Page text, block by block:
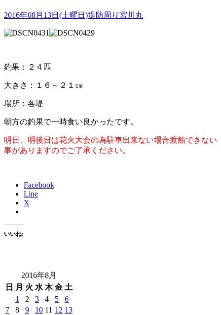
2016年08月13日(土曜日)堤防周り 宮川丸
釣果：２４匹
大きさ：１６～２１㎝
場所：各堤
朝方の釣果で一時食い良かったです。
明日、明後日は花火大会の為駐車出来ない場合渡船できない
事がありますのでご了承ください。
Facebook
Line
X
いいね:
2016年8月
日
月 火 水 木 金 土
1
2 3 4 5
6
7
8 9 10 11 12 13